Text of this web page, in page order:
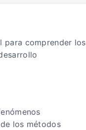
para comprender los
los métodos